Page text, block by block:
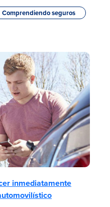
Comprendiendo seguros
inmediatamente